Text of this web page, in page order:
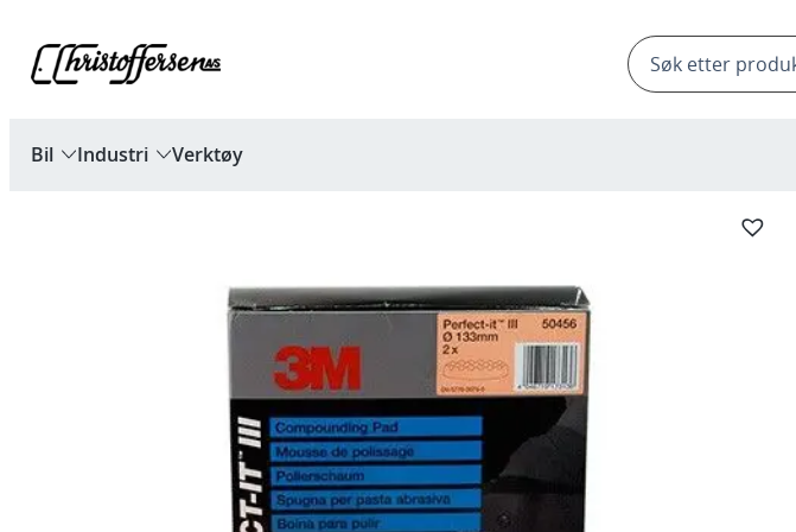
innhold
Products
search
Bil Industri Verktøy